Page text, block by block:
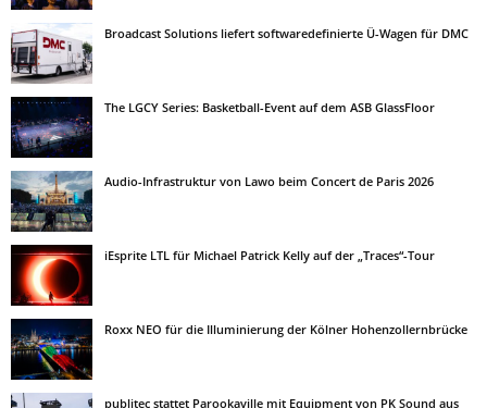
Broadcast Solutions liefert softwaredefinierte Ü-Wagen für DMC
The LGCY Series: Basketball-Event auf dem ASB GlassFloor
Audio-Infrastruktur von Lawo beim Concert de Paris 2026
iEsprite LTL für Michael Patrick Kelly auf der „Traces“-Tour
Roxx NEO für die Illuminierung der Kölner Hohenzollernbrücke
publitec stattet Parookaville mit Equipment von PK Sound aus